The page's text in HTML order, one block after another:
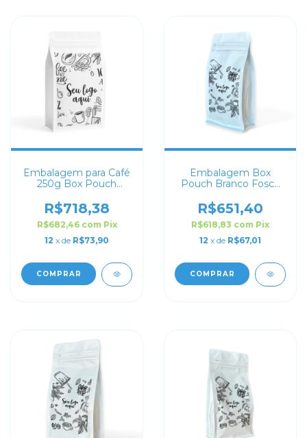
Embalagem para Café
250g Box Pouch
R$718,38
R$682,46 com Pix
12 x de R$73,90
COMPRAR
Embalagem Box
Pouch Branco Fosco
Personalizado
R$651,40
R$618,83 com Pix
12 x de R$67,01
COMPRAR